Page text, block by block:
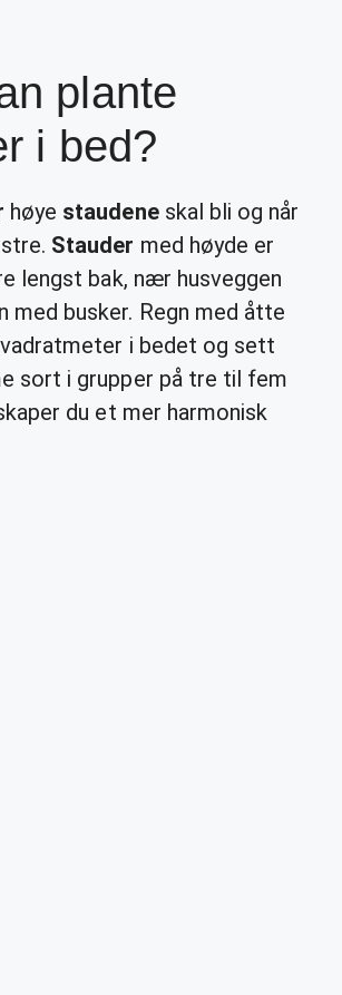
plante
i bed?
høye staudeneskal bli og når
Stauder med høyde er
lengst bak, nær husveggen
med busker. Regn med åtte
i bedet og sett
sort i grupper på tre til fem
du et mer harmonisk